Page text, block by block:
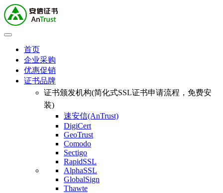
首页
企业采购
优惠促销
证书品牌
证书颁发机构(简化式SSL证书申请流程，免费安
装)
速安信(AnTrust)
DigiCert
GeoTrust
Comodo
Sectigo
RapidSSL
AlphaSSL
GlobalSign
Thawte